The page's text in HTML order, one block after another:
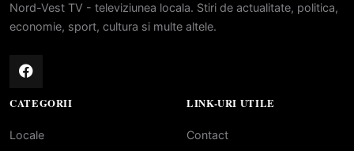
Nord-Vest TV - televiziunea locala. Stiri de actualitate, politica,
economie, sport, cultura si multe altele.
CATEGORII
Locale
LINK-URI UTILE
Contact